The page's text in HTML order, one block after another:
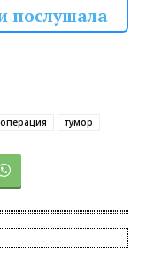
послушала
операция тумор